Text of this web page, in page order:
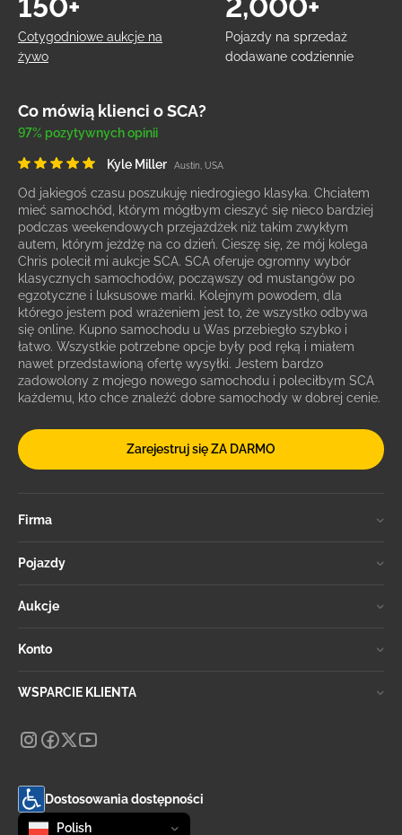
Cotygodniowe aukcje na
żywo
150+
Pojazdy na sprzedaż
dodawane codziennie
2,000+
Co mówią klienci o SCA?
97% pozytywnych opinii
Kyle Miller Austin, USA
Od jakiegoś czasu poszukuję niedrogiego klasyka. Chciałem
mieć samochód, którym mógłbym cieszyć się nieco bardziej
podczas weekendowych przejażdżek niż takim zwykłym
autem, którym jeżdżę na co dzień. Cieszę się, że mój kolega
Chris polecił mi aukcje SCA. SCA oferuje ogromny wybór
klasycznych samochodów, począwszy od mustangów po
egzotyczne i luksusowe marki. Kolejnym powodem, dla
którego jestem pod wrażeniem jest to, że wszystko odbywa
się online. Kupno samochodu u Was przebiegło szybko i
łatwo. Wszystkie potrzebne opcje były pod ręką i miałem
nawet przedstawioną ofertę wysyłki. Jestem bardzo
zadowolony z mojego nowego samochodu i poleciłbym SCA
każdemu, kto chce znaleźć dobre samochody w dobrej cenie.
Zarejestruj się ZA DARMO
Firma
Pojazdy
Aukcje
Konto
WSPARCIE KLIENTA
Dostosowania dostępności
Zmień język
selected
Polish